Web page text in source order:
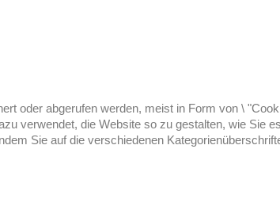
oder abgerufen werden, meist in Form von \
verwendet, die Website so zu gestalten, wie Sie
Sie auf die verschiedenen